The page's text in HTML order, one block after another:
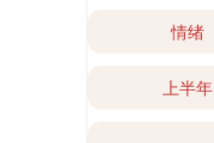
情绪
上半年